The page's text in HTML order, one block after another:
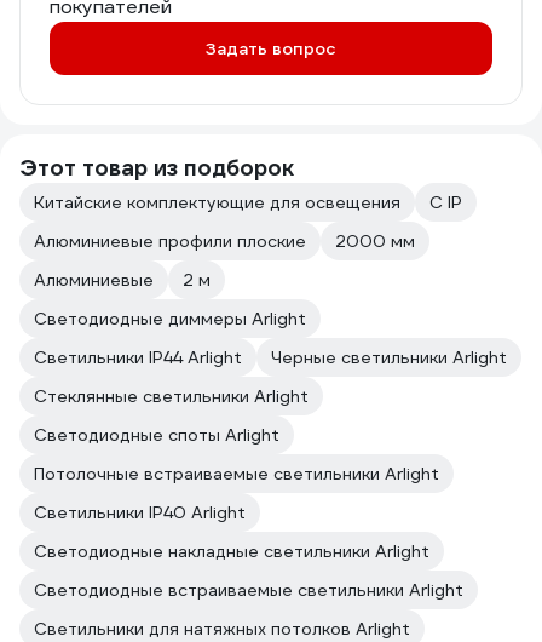
покупателей
Задать вопрос
Этот товар из подборок
Китайские комплектующие для освещения
С IP
Алюминиевые профили плоские
2000 мм
Алюминиевые
2 м
Светодиодные диммеры Arlight
Светильники IP44 Arlight
Черные светильники Arlight
Стеклянные светильники Arlight
Светодиодные споты Arlight
Потолочные встраиваемые светильники Arlight
Светильники IP40 Arlight
Светодиодные накладные светильники Arlight
Светодиодные встраиваемые светильники Arlight
Светильники для натяжных потолков Arlight